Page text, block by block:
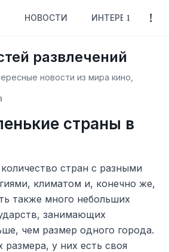
НОВОСТИ ИНТЕРЕСНОЕ
развлечений
новости из мира кино,
страны в
стран с разными
климатом и, конечно же,
также много небольших
занимающих
чем размер одного города.
у них есть своя